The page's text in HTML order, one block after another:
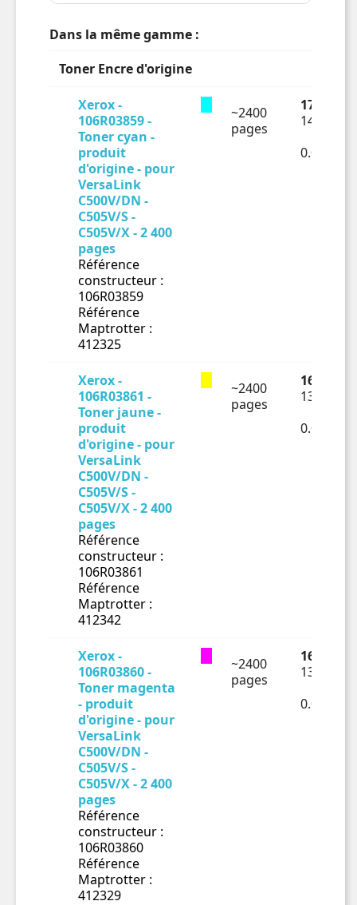
Dans la même gamme :
Toner Encre d'origine
Xerox -
106R03859 -
Toner cyan -
produit
d'origine - pour
VersaLink
C500V/DN -
C505V/S -
C505V/X - 2 400
pages
Référence
constructeur :
106R03859
Référence
Maptrotter :
412325
~2400
pages
171.71 €
143.09 €
Xerox -
106R03861 -
Toner jaune -
produit
d'origine - pour
VersaLink
C500V/DN -
C505V/S -
C505V/X - 2 400
pages
Référence
constructeur :
106R03861
Référence
Maptrotter :
412342
~2400
pages
163.6 €
136.33 €
0.0568€
Xerox -
106R03860 -
Toner magenta
- produit
d'origine - pour
VersaLink
C500V/DN -
C505V/S -
C505V/X - 2 400
pages
Référence
constructeur :
106R03860
Référence
Maptrotter :
412329
~2400
pages
163.78 €
136.48 €